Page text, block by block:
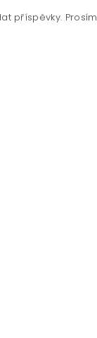
příspěvky. Prosím